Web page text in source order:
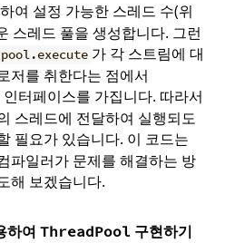
여 설정 가능한 스레드 수(위
스레드 풀을 생성합니다. 그런
pool.execute 가 각 스트림에 대
저를 취한다는 점에서
터페이스를 가집니다. 따라서
스레드에 전달하여 실행되도
필요가 있습니다. 이 코드는
파일러가 문제를 해결하는 방
해 보겠습니다.
하여 ThreadPool 구현하기